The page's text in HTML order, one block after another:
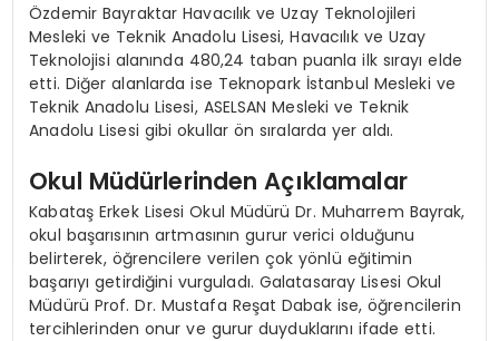
Özdemir Bayraktar Havacılık ve Uzay Teknolojileri
Mesleki ve Teknik Anadolu Lisesi, Havacılık ve Uzay
Teknolojisi alanında 480,24 taban puanla ilk sırayı elde
etti. Diğer alanlarda ise Teknopark İstanbul Mesleki ve
Teknik Anadolu Lisesi, ASELSAN Mesleki ve Teknik
Anadolu Lisesi gibi okullar ön sıralarda yer aldı.
Okul Müdürlerinden Açıklamalar
Kabataş Erkek Lisesi Okul Müdürü Dr. Muharrem Bayrak,
okul başarısının artmasının gurur verici olduğunu
belirterek, öğrencilere verilen çok yönlü eğitimin
başarıyı getirdiğini vurguladı. Galatasaray Lisesi Okul
Müdürü Prof. Dr. Mustafa Reşat Dabak ise, öğrencilerin
tercihlerinden onur ve gurur duyduklarını ifade etti.